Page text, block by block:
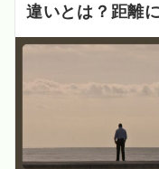
違いとは？距離